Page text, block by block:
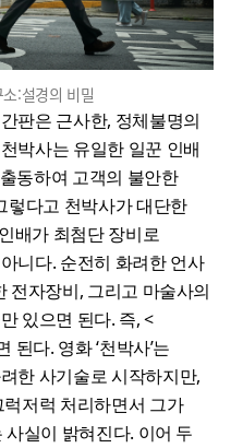
:설경의 비밀
판은 근사한, 정체불명의
박사는 유일한 일꾼 인배
동하여 고객의 불안한
렇다고 천박사가 대단한
배가 최첨단 장비로
니다. 순전히 화려한 언사
전자장비, 그리고 마술사의
있으면 된다. 즉, <
된다. 영화 ‘천박사’는
한 사기술로 시작하지만,
저럭 처리하면서 그가
사실이 밝혀진다. 이어 두